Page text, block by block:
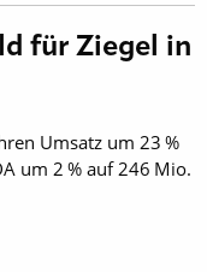
für Ziegel in
Umsatz um 23 %
um 2 % auf 246 Mio.